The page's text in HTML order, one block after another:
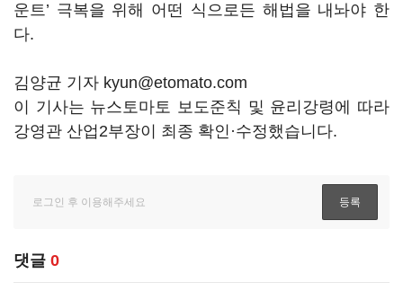
운트’ 극복을 위해 어떤 식으로든 해법을 내놔야 한
다.
김양균 기자 kyun@etomato.com
이 기사는 뉴스토마토 보도준칙 및 윤리강령에 따라
강영관 산업2부장이 최종 확인·수정했습니다.
댓글 0